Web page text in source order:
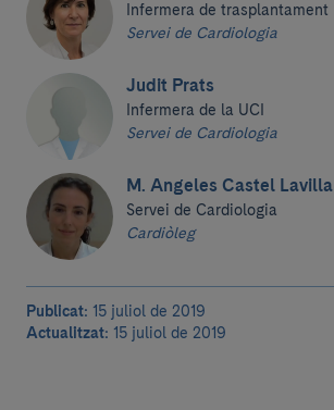
Infermera de trasplantament
Servei de Cardiologia
Judit Prats
Infermera de la UCI
Servei de Cardiologia
M. Angeles Castel Lavilla
Servei de Cardiologia
Cardiòleg
Publicat: 15 juliol de 2019
Actualitzat: 15 juliol de 2019